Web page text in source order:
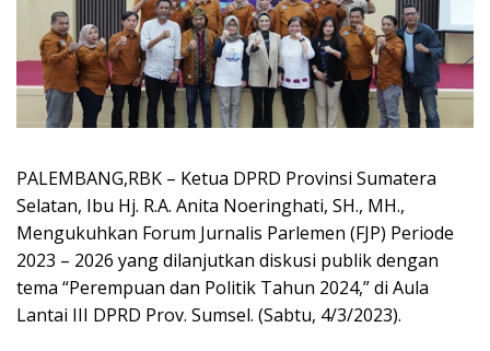
PALEMBANG,RBK – Ketua DPRD Provinsi Sumatera
Selatan, Ibu Hj. R.A. Anita Noeringhati, SH., MH.,
Mengukuhkan Forum Jurnalis Parlemen (FJP) Periode
2023 – 2026 yang dilanjutkan diskusi publik dengan
tema “Perempuan dan Politik Tahun 2024,” di Aula
Lantai III DPRD Prov. Sumsel. (Sabtu, 4/3/2023).